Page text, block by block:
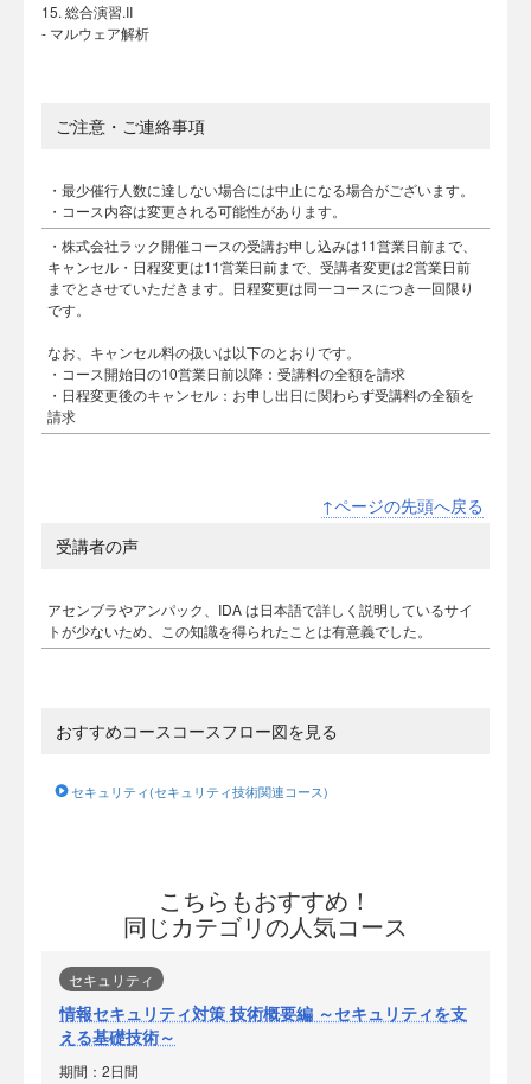
15. 総合演習.II
- マルウェア解析
ご注意・ご連絡事項
・最少催行人数に達しない場合には中止になる場合がございます。
・コース内容は変更される可能性があります。
・株式会社ラック開催コースの受講お申し込みは11営業日前まで、
キャンセル・日程変更は11営業日前まで、受講者変更は2営業日前
までとさせていただきます。日程変更は同一コースにつき一回限り
です。
なお、キャンセル料の扱いは以下のとおりです。
・コース開始日の10営業日前以降：受講料の全額を請求
・日程変更後のキャンセル：お申し出日に関わらず受講料の全額を
請求
↑ページの先頭へ戻る
受講者の声
アセンブラやアンパック、IDA は日本語で詳しく説明しているサイ
トが少ないため、この知識を得られたことは有意義でした。
おすすめコースコースフロー図を見る
セキュリティ(セキュリティ技術関連コース)
こちらもおすすめ！
同じカテゴリの人気コース
セキュリティ
情報セキュリティ対策 技術概要編 ～セキュリティを支
える基礎技術～
期間：2日間